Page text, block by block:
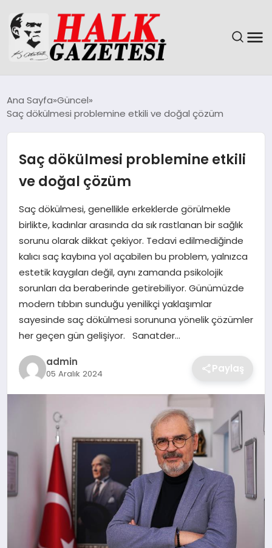
DÜNYA
EĞITIM
EKONOMI
MAGAZIN
TEKNOLOJI
YAŞAM
Ana Sayfa Güncel
Saç dökülmesi problemine etkili ve doğal çözüm
Saç dökülmesi problemine etkili
ve doğal çözüm
Saç dökülmesi, genellikle erkeklerde görülmekle
birlikte, kadınlar arasında da sık rastlanan bir sağlık
sorunu olarak dikkat çekiyor. Tedavi edilmediğinde
kalıcı saç kaybına yol açabilen bu problem, yalnızca
estetik kaygıları değil, aynı zamanda psikolojik
sorunları da beraberinde getirebiliyor. Günümüzde
modern tıbbın sunduğu yenilikçi yaklaşımlar
sayesinde saç dökülmesi sorununa yönelik çözümler
her geçen gün gelişiyor. Sanatder…
admin
05 Aralık 2024 Paylaş